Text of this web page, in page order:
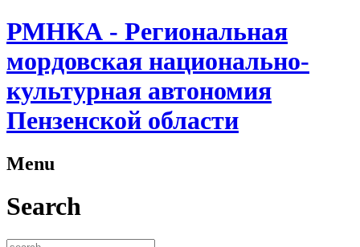
РМНКА - Региональная
мордовская национально-
культурная автономия
Пензенской области
Menu
Search